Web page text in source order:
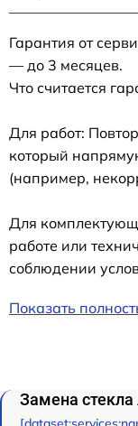
Гарантия от
— до 3 месяцев.
Что считается
Для работ:
который
(например,
Для
работе или
соблюдении
Показать
Замена стекла